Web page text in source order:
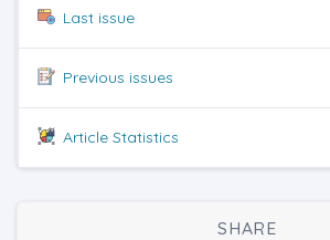
Last issue
Previous issues
Article Statistics
SHARE